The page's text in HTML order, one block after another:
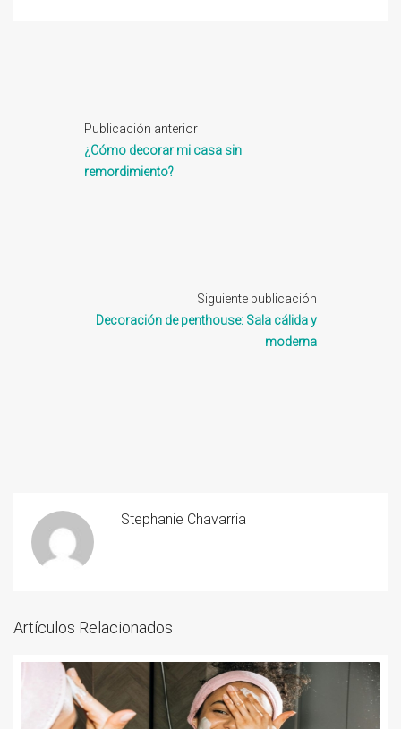
Publicación anterior
¿Cómo decorar mi casa sin
remordimiento?
Siguiente publicación
Decoración de penthouse: Sala cálida y
moderna
Stephanie Chavarria
Artículos Relacionados